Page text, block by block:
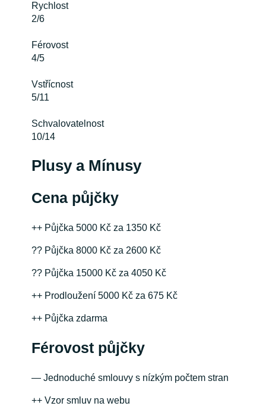
Rychlost
2/6
Férovost
4/5
Vstřícnost
5/11
Schvalovatelnost
10/14
Plusy a Mínusy
Cena půjčky
++ Půjčka 5000 Kč za 1350 Kč
?? Půjčka 8000 Kč za 2600 Kč
?? Půjčka 15000 Kč za 4050 Kč
++ Prodloužení 5000 Kč za 675 Kč
++ Půjčka zdarma
Férovost půjčky
— Jednoduché smlouvy s nízkým počtem stran
++ Vzor smluv na webu